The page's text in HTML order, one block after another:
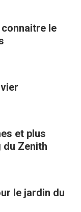
le
et plus
du Zenith
le jardin du